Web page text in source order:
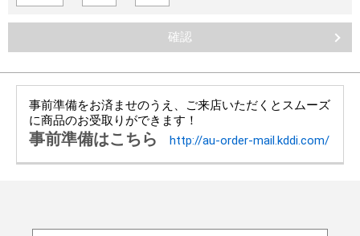
事前準備をお済ませのうえ、ご来店いただくとスムーズ
に商品のお受取りができます！
事前準備はこちら http://au-order-mail.kddi.com/